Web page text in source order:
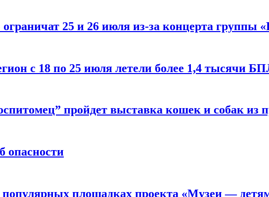
25 и 26 июля из-за концерта группы
с 18 по 25 июля летели более 1,4 тысячи
пройдет выставка кошек и собак из
опасности
популярных площадках проекта «Музеи —